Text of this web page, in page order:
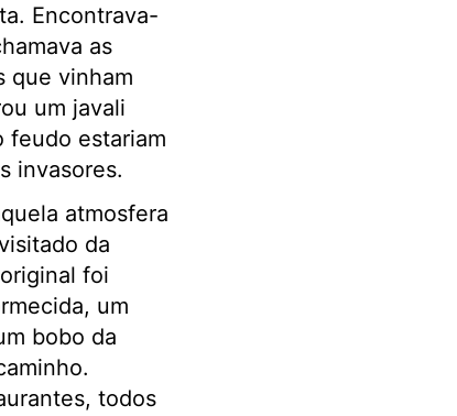
Encontrava-
as
que vinham
um javali
feudo estariam
invasores.
atmosfera
da
foi
um
bobo da
todos